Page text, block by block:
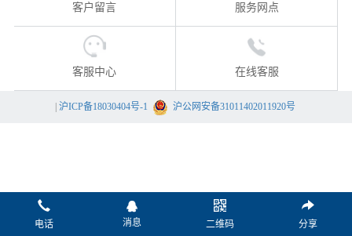
客户留言 服务网点
客服中心 在线客服
沪ICP备18030404号-1 沪公网安备31011402011920号
电话 消息 二维码 分享